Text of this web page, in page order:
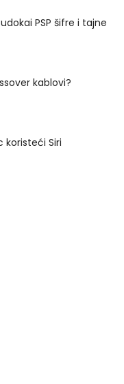
PSP šifre i tajne
kablovi?
koristeći Siri